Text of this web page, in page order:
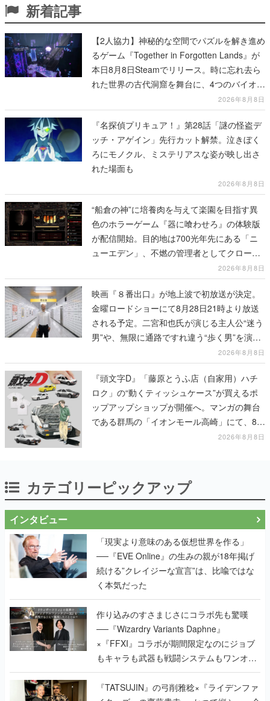
新着記事
【2人協力】神秘的な空間でパズルを解き進め
るゲーム『Together in Forgotten Lands』が
本日8月8日Steamでリリース。時に忘れ去ら
れた世界の古代洞窟を舞台に、4つのバイオー
2026年8月8日
『名探偵プリキュア！』第28話「謎の怪盗デ
ッチ・アゲイン」先行カット解禁。泣きぼく
ろにモノクル、ミステリアスな姿が映し出さ
れた場面も
2026年8月8日
“船倉の神”に培養肉を与えて楽園を目指す異
色のホラーゲーム『器に喰わせろ』の体験版
が配信開始。目的地は700光年先にある「ニ
ューエデン」、不燃の管理者としてクローン
人間を増やし、加工して神に捧げる2026年8月8日
映画『８番出口』が地上波で初放送が決定。
金曜ロードショーにて8月28日21時より放送
される予定。二宮和也氏が演じる主人公“迷う
男”や、無限に通路ですれ違う“歩く男”を演じ
2026年8月8日
『頭文字D』「藤原とうふ店（自家用）ハチ
ロク」の“動くティッシュケース”が買えるポ
ップアップショップが開催へ。マンガの舞台
である群馬の「イオンモール高崎」にて、8月
11日から8月20日までの期間限定で開催予定
2026年8月8日
カテゴリーピックアップ
インタビュー
「現実より意味のある仮想世界を作る」
──『EVE Online』の生みの親が18年掲げ
続ける”クレイジーな宣言”は、比喩ではな
く本気だった
作り込みのすさまじさにコラボ先も驚嘆
──『Wizardry Variants Daphne』
×『FFXI』コラボが期間限定なのにジョブ
もキャラも武器も戦闘システムもワンオフ
で作り込まれた理由を両ディレクターに聞
く
『TATSUJIN』の弓削雅稔×『ライデンファ